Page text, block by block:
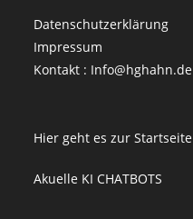
Datenschutzerklärung
Impressum
Kontakt : Info@hghahn.de
Hier geht es zur Startseite
Akuelle KI CHATBOTS